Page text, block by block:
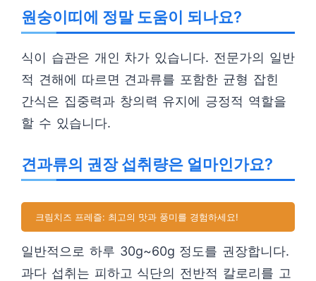
원숭이띠에 정말 도움이 되나요?
식이 습관은 개인 차가 있습니다. 전문가의 일반
적 견해에 따르면 견과류를 포함한 균형 잡힌
간식은 집중력과 창의력 유지에 긍정적 역할을
할 수 있습니다.
견과류의 권장 섭취량은 얼마인가요?
크림치즈 프레즐: 최고의 맛과 풍미를 경험하세요!
일반적으로 하루 30g~60g 정도를 권장합니다.
과다 섭취는 피하고 식단의 전반적 칼로리를 고